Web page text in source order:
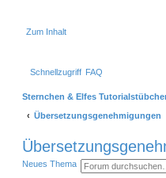
Zum Inhalt
Schnellzugriff FAQ
Sternchen & Elfes
Übersetzungsgenehmigungen
Neues Thema S
u
E
r